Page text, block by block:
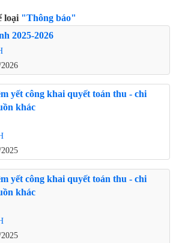
loại "Thông báo"
2025-2026
yết công khai quyết toán thu - chi
khác
yết công khai quyết toán thu - chi
khác